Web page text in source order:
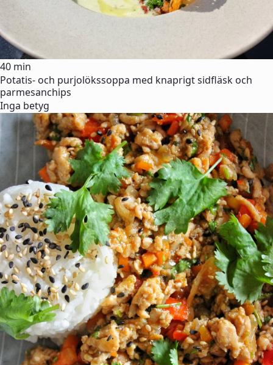
40 min
Potatis- och purjolökssoppa med knaprigt sidfläsk och
parmesanchips
Inga betyg